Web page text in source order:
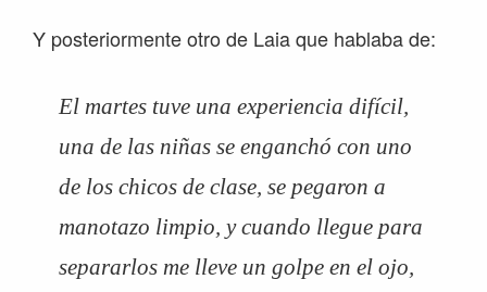
Y posteriormente otro de Laia que hablaba de:
El martes tuve una experiencia difícil,
una de las niñas se enganchó con uno
de los chicos de clase, se pegaron a
manotazo limpio, y cuando llegue para
separarlos me lleve un golpe en el ojo,